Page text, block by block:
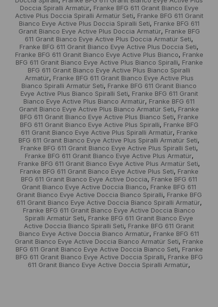
Doccia Spiralli Armatür, Franke BFG 611 Granit Bianco Evye
Active Plus Doccia Spiralli Armatür Seti, Franke BFG 611 Granit
Bianco Evye Active Plus Doccia Spiralli Seti, Franke BFG 611
Granit Bianco Evye Active Plus Doccia Armatür, Franke BFG
611 Granit Bianco Evye Active Plus Doccia Armatür Seti,
Franke BFG 611 Granit Bianco Evye Active Plus Doccia Seti,
Franke BFG 611 Granit Bianco Evye Active Plus Bianco, Franke
BFG 611 Granit Bianco Evye Active Plus Bianco Spiralli, Franke
BFG 611 Granit Bianco Evye Active Plus Bianco Spiralli
Armatür, Franke BFG 611 Granit Bianco Evye Active Plus
Bianco Spiralli Armatür Seti, Franke BFG 611 Granit Bianco
Evye Active Plus Bianco Spiralli Seti, Franke BFG 611 Granit
Bianco Evye Active Plus Bianco Armatür, Franke BFG 611
Granit Bianco Evye Active Plus Bianco Armatür Seti, Franke
BFG 611 Granit Bianco Evye Active Plus Bianco Seti, Franke
BFG 611 Granit Bianco Evye Active Plus Spiralli, Franke BFG
611 Granit Bianco Evye Active Plus Spiralli Armatür, Franke
BFG 611 Granit Bianco Evye Active Plus Spiralli Armatür Seti,
Franke BFG 611 Granit Bianco Evye Active Plus Spiralli Seti,
Franke BFG 611 Granit Bianco Evye Active Plus Armatür,
Franke BFG 611 Granit Bianco Evye Active Plus Armatür Seti,
Franke BFG 611 Granit Bianco Evye Active Plus Seti, Franke
BFG 611 Granit Bianco Evye Active Doccia, Franke BFG 611
Granit Bianco Evye Active Doccia Bianco, Franke BFG 611
Granit Bianco Evye Active Doccia Bianco Spiralli, Franke BFG
611 Granit Bianco Evye Active Doccia Bianco Spiralli Armatür,
Franke BFG 611 Granit Bianco Evye Active Doccia Bianco
Spiralli Armatür Seti, Franke BFG 611 Granit Bianco Evye
Active Doccia Bianco Spiralli Seti, Franke BFG 611 Granit
Bianco Evye Active Doccia Bianco Armatür, Franke BFG 611
Granit Bianco Evye Active Doccia Bianco Armatür Seti, Franke
BFG 611 Granit Bianco Evye Active Doccia Bianco Seti, Franke
BFG 611 Granit Bianco Evye Active Doccia Spiralli, Franke BFG
611 Granit Bianco Evye Active Doccia Spiralli Armatür,